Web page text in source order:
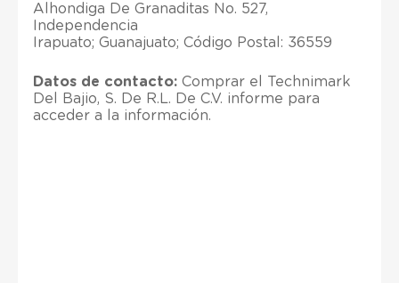
Alhondiga De Granaditas No. 527,
Independencia
Irapuato; Guanajuato; Código Postal: 36559
Datos de contacto: Comprar el Technimark
Del Bajio, S. De R.L. De C.V. informe para
acceder a la información.